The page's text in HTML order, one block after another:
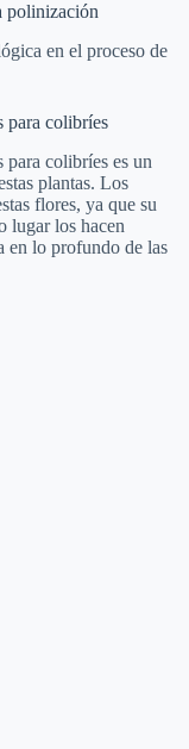
polinización
en el proceso de
para colibríes
colibríes es un
plantas. Los
flores, ya que su
lugar los hacen
en lo profundo de las